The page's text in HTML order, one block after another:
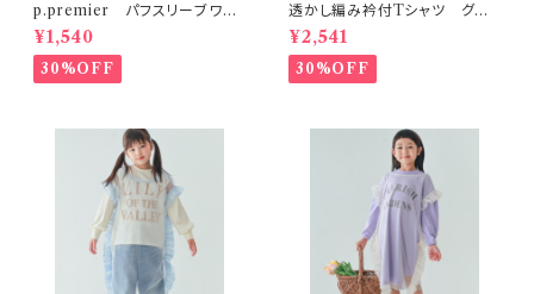
p.premier パフスリーブワン
ピース ドット柄
¥1,540
30%OFF
透かし編み衿付Tシャツ グリ
ーン 90-140
¥2,541
30%OFF